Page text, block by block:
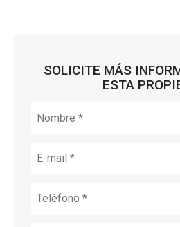
SOLICITE MÁS
ESTA